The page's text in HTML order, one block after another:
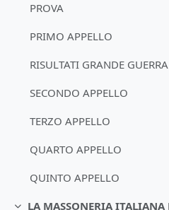
PROVA
PRIMO APPELLO
RISULTATI GRANDE GUERRA
SECONDO APPELLO
TERZO APPELLO
QUARTO APPELLO
QUINTO APPELLO